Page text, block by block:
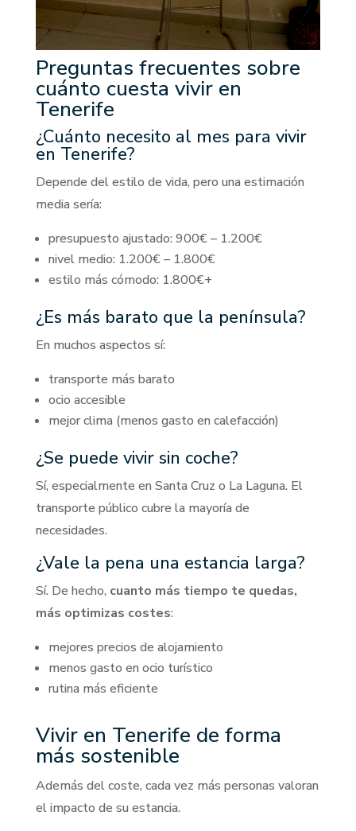
Preguntas frecuentes sobre
cuánto cuesta vivir en
Tenerife
¿Cuánto necesito al mes para vivir
en Tenerife?
Depende del estilo de vida, pero una estimación
media sería:
presupuesto ajustado: 900€ – 1.200€
nivel medio: 1.200€ – 1.800€
estilo más cómodo: 1.800€+
¿Es más barato que la península?
En muchos aspectos sí:
transporte más barato
ocio accesible
mejor clima (menos gasto en calefacción)
¿Se puede vivir sin coche?
Sí, especialmente en Santa Cruz o La Laguna. El
transporte público cubre la mayoría de
necesidades.
¿Vale la pena una estancia larga?
Sí. De hecho, cuanto más tiempo te quedas,
más optimizas costes:
mejores precios de alojamiento
menos gasto en ocio turístico
rutina más eficiente
Vivir en Tenerife de forma
más sostenible
Además del coste, cada vez más personas valoran
el impacto de su estancia.